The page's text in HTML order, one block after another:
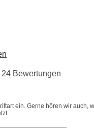
24 Bewertungen
ein. Gerne hören wir auch,